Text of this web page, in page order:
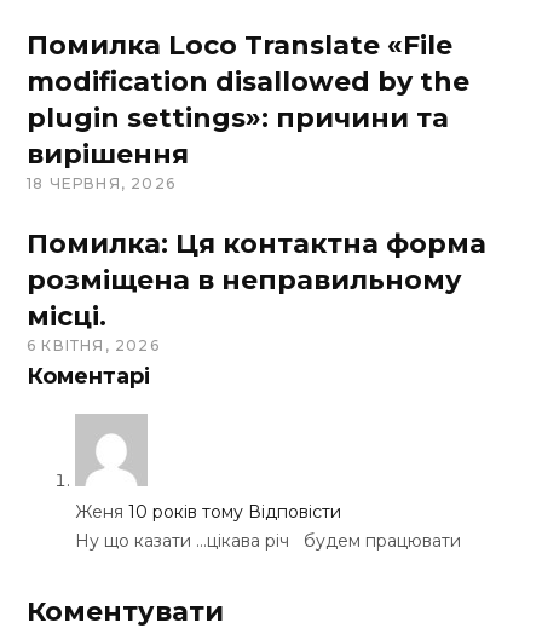
Помилка Loco Translate «File
modification disallowed by the
plugin settings»: причини та
вирішення
18 ЧЕРВНЯ, 2026
Помилка: Ця контактна форма
розміщена в неправильному
місці.
6 КВІТНЯ, 2026
Коментарі
Женя 10 років тому Відповісти
Ну що казати …цікава річ будем працювати
Коментувати